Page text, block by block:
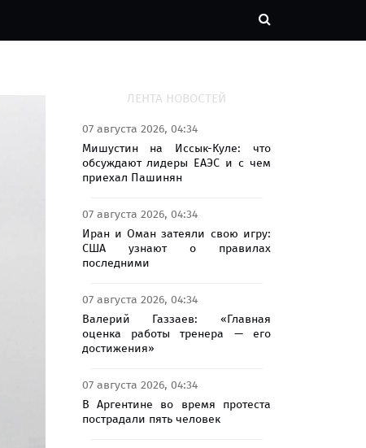
ЛЕНТА НОВОСТЕЙ
07 августа 2026, 04:34
Мишустин на Иссык-Куле: что
обсуждают лидеры ЕАЭС и с чем
приехал Пашинян
07 августа 2026, 04:34
Иран и Оман затеяли свою игру:
США узнают о правилах
последними
07 августа 2026, 04:34
Валерий Газзаев: «Главная
оценка работы тренера — его
достижения»
07 августа 2026, 04:34
В Аргентине во время протеста
пострадали пять человек